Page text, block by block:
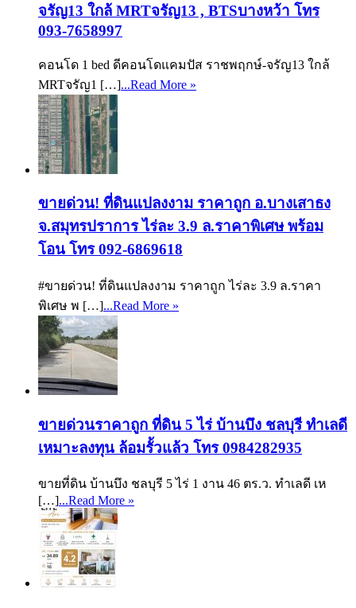
จรัญ13 ใกล้ MRTจรัญ13 , BTSบางหว้า โทร
093-7658997
คอนโด 1 bed ดีคอนโดแคมปัส ราชพฤกษ์-จรัญ13 ใกล้
MRTจรัญ1 […]...Read More »
ขายด่วน! ที่ดินแปลงงาม ราคาถูก อ.บางเสาธง
จ.สมุทรปราการ ไร่ละ 3.9 ล.ราคาพิเศษ พร้อม
โอน โทร 092-6869618
#ขายด่วน! ที่ดินแปลงงาม ราคาถูก ไร่ละ 3.9 ล.ราคา
พิเศษ พ […]...Read More »
ขายด่วนราคาถูก ที่ดิน 5 ไร่ บ้านบึง ชลบุรี ทำเลดี
เหมาะลงทุน ล้อมรั้วแล้ว โทร 0984282935
ขายที่ดิน บ้านบึง ชลบุรี 5 ไร่ 1 งาน 46 ตร.ว. ทำเลดี เห
[…]...Read More »